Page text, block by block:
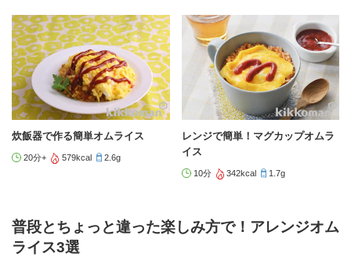
炊飯器で作る簡単オムライス
20分+ 579kcal 2.6g
レンジで簡単！マグカップオムラ
イス
10分 342kcal 1.7g
普段とちょっと違った楽しみ方で！アレンジオム
ライス3選